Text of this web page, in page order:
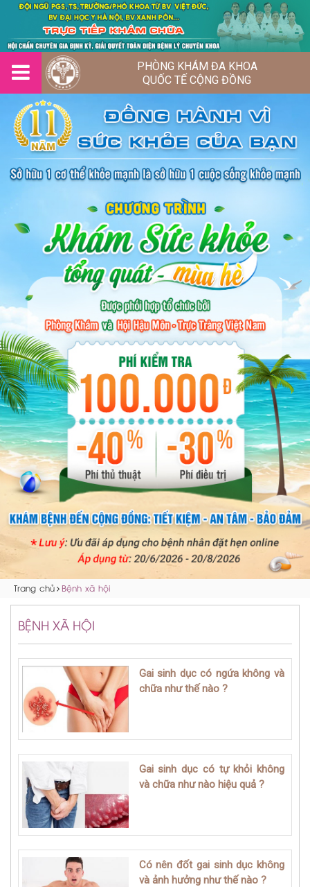
PHÒNG KHÁM ĐA KHOA
QUỐC TẾ CỘNG ĐỒNG
Trang chủ Bệnh xã hội
BỆNH XÃ HỘI
Gai sinh dục có ngứa không và
chữa như thế nào ?
Gai sinh dục có tự khỏi không
và chữa như nào hiệu quả ?
Có nên đốt gai sinh dục không
và ảnh hưởng như thế nào ?